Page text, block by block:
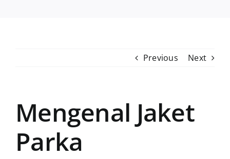
Previous Next
Mengenal Jaket
Parka